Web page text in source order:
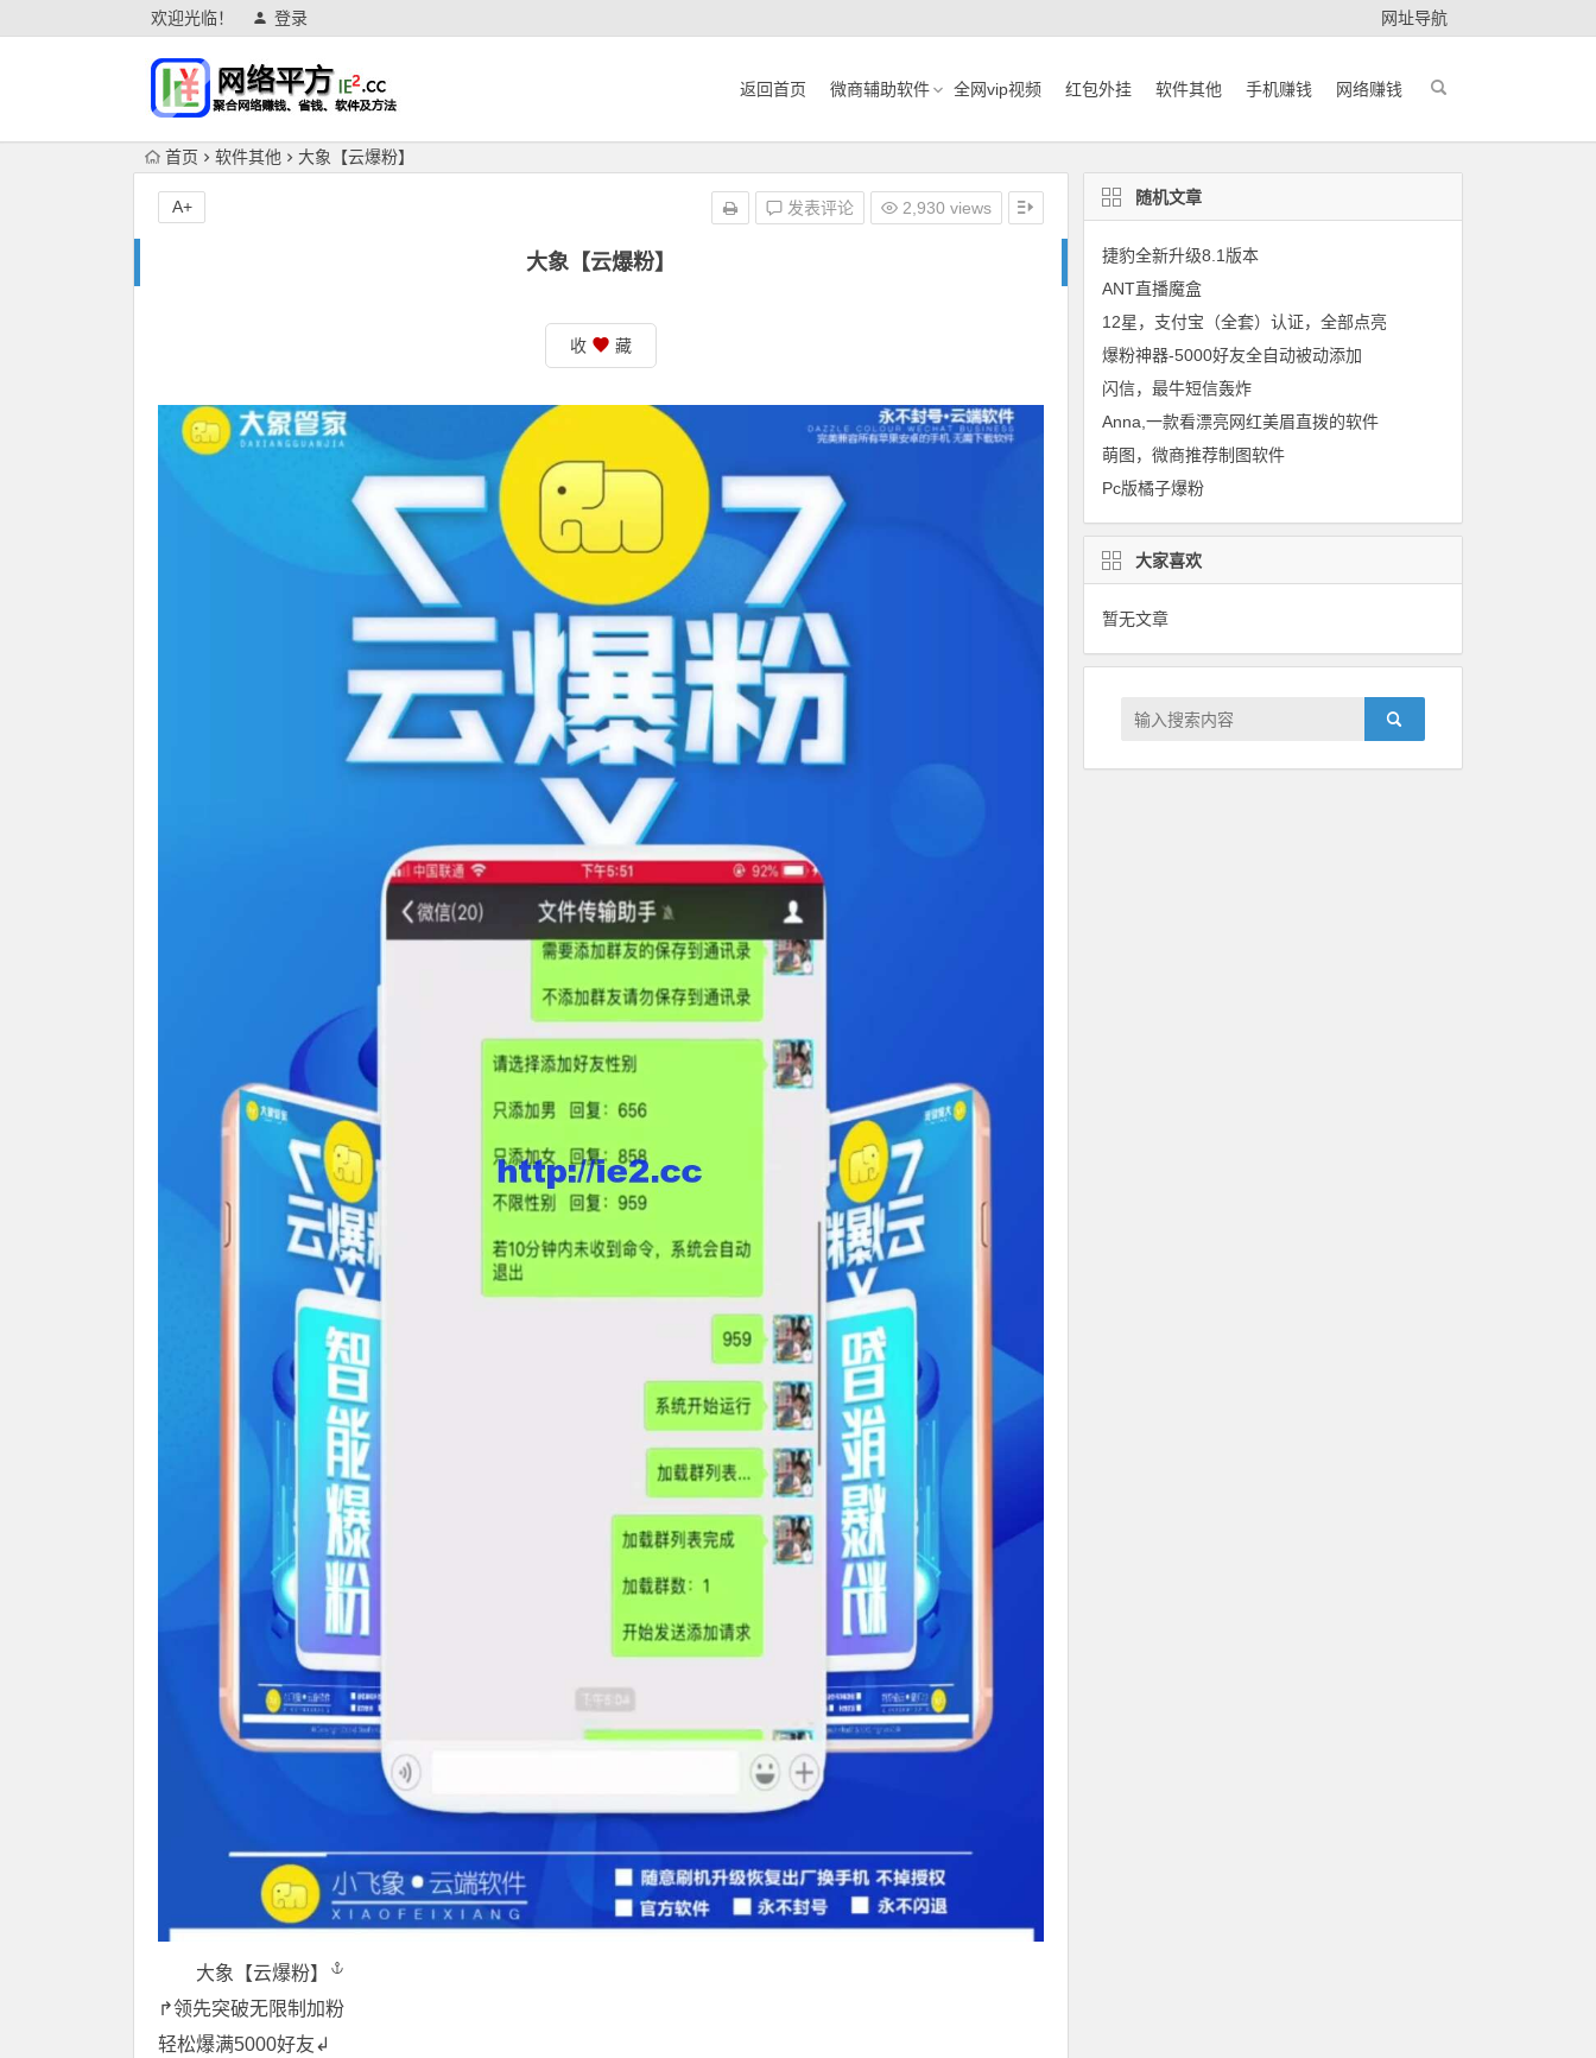
欢迎光临！ 登录 网址导航
返回首页 微商辅助软件 全网vip视频 红包外挂 软件其他 手机赚钱 网络赚钱
首页 软件其他 大象【云爆粉】
大象【云爆粉】
发表评论 2,930 views
A+
收 藏
大象【云爆粉】
↱领先突破无限制加粉
轻松爆满5000好友↲
随机文章
捷豹全新升级8.1版本
ANT直播魔盒
12星，支付宝（全套）认证，全部点亮
爆粉神器-5000好友全自动被动添加
闪信，最牛短信轰炸
Anna,一款看漂亮网红美眉直拨的软件
萌图，微商推荐制图软件
Pc版橘子爆粉
大家喜欢
暂无文章